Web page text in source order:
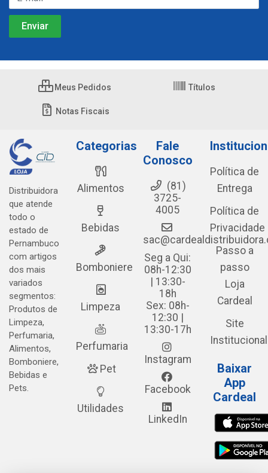
Meus Pedidos Títulos
Notas Fiscais
Distribuidora
que atende
todo o
estado de
Pernambuco
com artigos
dos mais
variados
segmentos:
Produtos de
Limpeza,
Perfumaria,
Alimentos,
Bomboniere,
Bebidas e
Pets.
Categorias
Alimentos
Bebidas
Bomboniere
Limpeza
Perfumaria
Pet
Utilidades
Fale
Conosco
(81)
3725-
4005
Seg a Qui:
08h-12:30
| 13:30-
18h
Sex: 08h-
12:30 |
13:30-17h
Instagram
Facebook
LinkedIn
Política de
Entrega
Política de
Privacidade
Passo a
passo
Loja
Cardeal
Site
Institucional
Baixar
App
Cardeal